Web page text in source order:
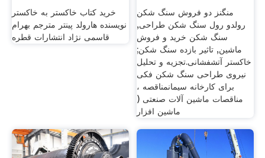
خرید کتاب خاکستر به خاکستر
نویسنده هارولد پینتر مترجم بهرام
قاسمی نژاد انتشارات قطره
منگنز دو فروش سنگ شکن
رولدو رول سنگ شکن طراحی,
سنگ شکن خرید و فروش
ماشین, تاثیر بازده سنگ شکن;
خاکستر آتشفشانی.تجزیه و تحلیل
نیروی طراحی سنگ شکن فکی
برای کارخانه سیمانمناقصه ،
مناقصات ماشین آلات صنعتی (
ماشین افزار